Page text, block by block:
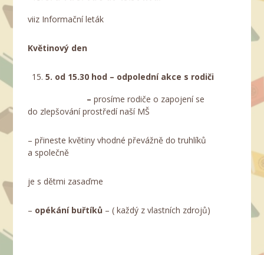
viiz Informační leták
Květinový den
5. od 15.30 hod – odpolední akce s rodiči
–prosíme rodiče o zapojení se
do zlepšování prostředí naší MŠ
– přineste květiny vhodné převážně do truhlíků
a společně
je s dětmi zasaďme
– opékání buřtíků – ( každý z vlastních zdrojů)